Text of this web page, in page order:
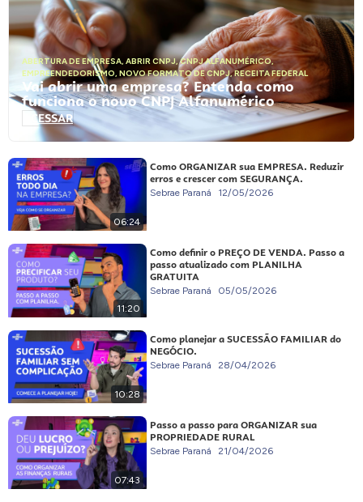
ABERTURA DE EMPRESA, ABRIR CNPJ,CNPJ ALFANUMÉRICO,
EMPREENDEDORISMO, NOVO FORMATO DE CNPJ,RECEITA FEDERAL
Vai abrir uma empresa? Entenda como
funciona o novo CNPJ Alfanumérico
ACESSAR
06:24
Como ORGANIZAR sua EMPRESA. Reduzir
erros e crescer com SEGURANÇA.
Sebrae Paraná 12/05/2026
11:20
Como definir o PREÇO DE VENDA. Passo a
passo atualizado com PLANILHA
GRATUITA
Sebrae Paraná 05/05/2026
10:28
Como planejar a SUCESSÃO FAMILIAR do
NEGÓCIO.
Sebrae Paraná 28/04/2026
07:43
Passo a passo para ORGANIZAR sua
PROPRIEDADE RURAL
Sebrae Paraná 21/04/2026